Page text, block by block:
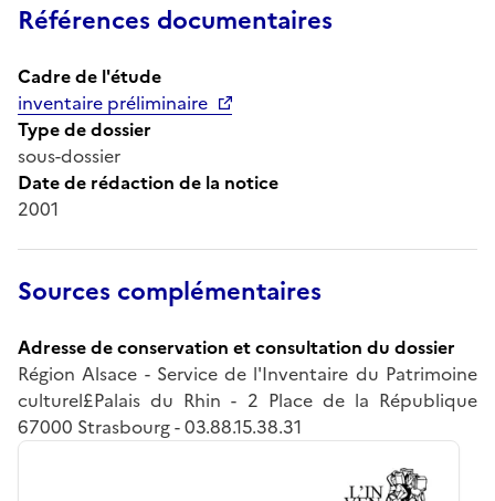
Références documentaires
Cadre de l'étude
inventaire préliminaire
Type de dossier
sous-dossier
Date de rédaction de la notice
2001
Sources complémentaires
Adresse de conservation et consultation du dossier
Région Alsace - Service de l'Inventaire du Patrimoine
culturel£Palais du Rhin - 2 Place de la République
67000 Strasbourg - 03.88.15.38.31